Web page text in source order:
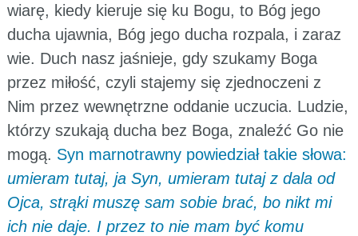
wiarę, kiedy kieruje się ku Bogu, to Bóg jego
ducha ujawnia, Bóg jego ducha rozpala, i zaraz
wie. Duch nasz jaśnieje, gdy szukamy Boga
przez miłość, czyli stajemy się zjednoczeni z
Nim przez wewnętrzne oddanie uczucia. Ludzie,
którzy szukają ducha bez Boga, znaleźć Go nie
mogą. Syn marnotrawny powiedział takie słowa:
umieram tutaj, ja Syn, umieram tutaj z dala od
Ojca, strąki muszę sam sobie brać, bo nikt mi
ich nie daje. I przez to nie mam być komu